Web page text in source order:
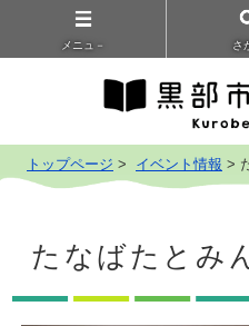
メニュ－ さ
トップページ > イベント情報 >
たなばたとみ